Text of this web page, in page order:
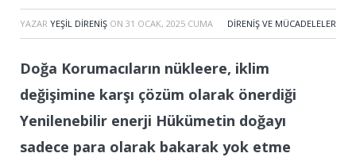
YAZAR YEŞIL DIRENIŞ ON 31 OCAK, 2025 CUMA DIRENIŞ VE MÜCADELELER
Doğa Korumacıların nükleere, iklim
değişimine karşı çözüm olarak önerdiği
Yenilenebilir enerji Hükümetin doğayı
sadece para olarak bakarak yok etme